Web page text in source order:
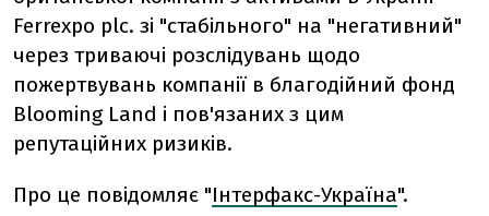
Ferrexpo plc. зі "стабільного" на "негативний"
через триваючі розслідувань щодо
пожертвувань компанії в благодійний фонд
Blooming Land і пов'язаних з цим
репутаційних ризиків.
Про це повідомляє "Інтерфакс-Україна".